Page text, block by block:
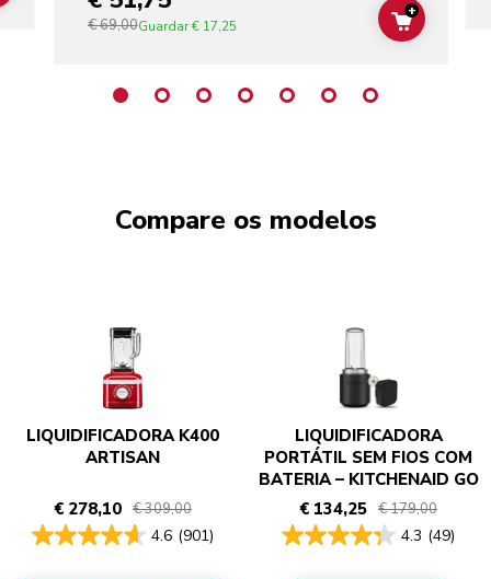
€ 69,00Guardar€ 17,25 ADD TO
+
Compare os modelos
LIQUIDIFICADORA K400
ARTISAN
€ 278,10 € 309,00
4.6 (901)
LIQUIDIFICADORA
PORTÁTIL SEM FIOS COM
BATERIA – KITCHENAID GO
€ 134,25 € 179,00
4.3 (49)